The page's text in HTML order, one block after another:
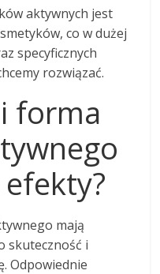
aktywnych jest
co w dużej
specyficznych
rozwiązać.
forma
mają
skuteczność i
Odpowiednie